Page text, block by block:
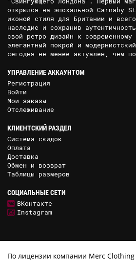
открылся на эпохальной Carnaby
иконой стиля для Британии и
наследие и сохранив
свой ретро дизайн к
элегантный покрой и
сегодня не менее актуален, чем
УПРАВЛЕНИЕ АККАУНТОМ
Регистрация
Войти
Мои заказы
Отслеживание
КЛИЕНТСКИЙ РАЗДЕЛ
Система скидок
Оплата
Доставка
Обмен и возврат
Таблицы размеров
СОЦИАЛЬНЫЕ СЕТИ
ВКонтакте
Instagram
По лицензии компании Merc